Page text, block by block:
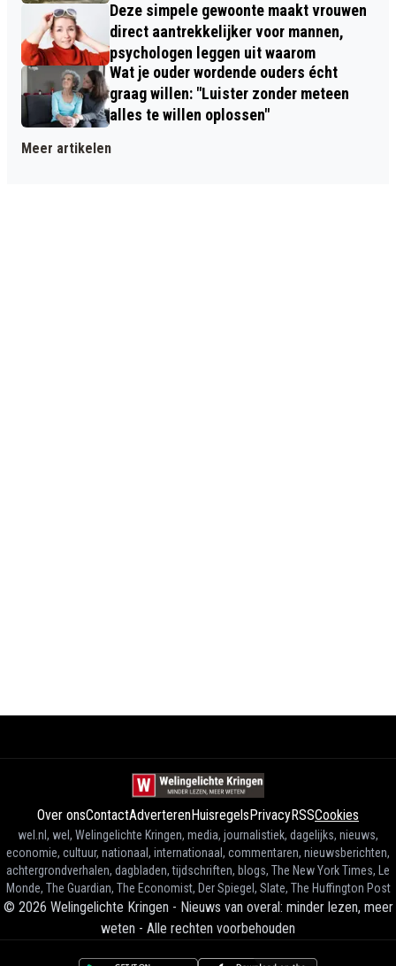
Deze simpele gewoonte maakt vrouwen
direct aantrekkelijker voor mannen,
psychologen leggen uit waarom
Wat je ouder wordende ouders écht
graag willen: "Luister zonder meteen
alles te willen oplossen"
Meer artikelen
Over onsContactAdverterenHuisregelsPrivacyRSSCookies
wel.nl, wel, Welingelichte Kringen, media, journalistiek, dagelijks, nieuws,
economie, cultuur, nationaal, internationaal, commentaren, nieuwsberichten,
achtergrondverhalen, dagbladen, tijdschriften, blogs, The New York Times, Le
Monde, The Guardian, The Economist, Der Spiegel, Slate, The Huffington Post
© 2026 Welingelichte Kringen - Nieuws van overal: minder lezen, meer
weten - Alle rechten voorbehouden